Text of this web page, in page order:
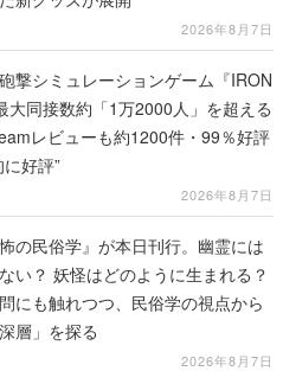
2026年8月7日
砲撃シミュレーションゲーム『IRON
大同接数約「1万2000人」を超える
レビューも約1200件・99％好評
好評”
2026年8月7日
の民俗学』が本日刊行。幽霊には
い？ 妖怪はどのように生まれる？
にも触れつつ、民俗学の視点から
層」を探る
2026年8月7日